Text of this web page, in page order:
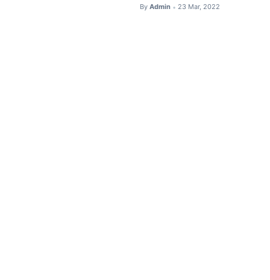
By Admin • 23 Mar, 2022